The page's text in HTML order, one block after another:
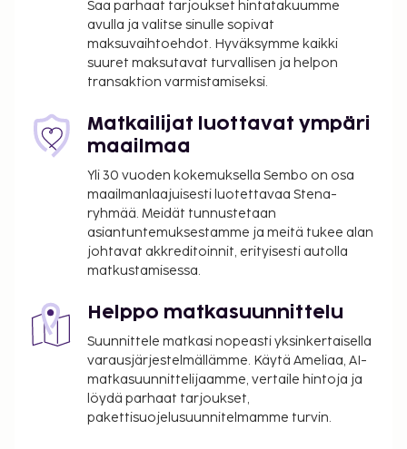
pyykinpesutilat. Seuraavat palvelut ovat saatavilla:
ilmainen langaton internetyhteys ja televisio
yleisissä tiloissa. Päätä päiväsi nauttimalla muutama
drinkki baarissa. Tämän majoituspaikan virallinen
tähtiluokitus on Englannin kansallisen
matkailujohtokunnan VisitEnglandin myöntämä.
Aikainen sisäänkirjautuminen (riippuu
saatavuudesta): 4 GBP
Myöhäinen uloskirjautuminen (riippuu
saatavuudesta): 4 GBP
Yllä oleva luettelo ei ehkä kata kaikkea. Maksut ja
takuumaksut eivät välttämättä sisällä veroja, ja ne
saattavat muuttua.
Vain sisäänkirjautuneet asiakkaat saavat
oleskella huoneissa.
Kaikki maksut voidaan maksaa käteisettömillä
maksutavoilla.
Kontaktiton sisäänkirjautuminen ja kontaktiton
uloskirjautuminen ovat saatavilla.
Saa parhaat tarjoukset hintatakuumme
avulla ja valitse sinulle sopivat
maksuvaihtoehdot. Hyväksymme kaikki
suuret maksutavat turvallisen ja helpon
transaktion varmistamiseksi.
Matkailijat luottavat ympäri
maailmaa
Yli 30 vuoden kokemuksella Sembo on osa
maailmanlaajuisesti luotettavaa Stena-
ryhmää. Meidät tunnustetaan
asiantuntemuksestamme ja meitä tukee alan
johtavat akkreditoinnit, erityisesti autolla
matkustamisessa.
Helppo matkasuunnittelu
Suunnittele matkasi nopeasti yksinkertaisella
varausjärjestelmällämme. Käytä Ameliaa, AI-
matkasuunnittelijaamme, vertaile hintoja ja
löydä parhaat tarjoukset,
pakettisuojelusuunnitelmamme turvin.